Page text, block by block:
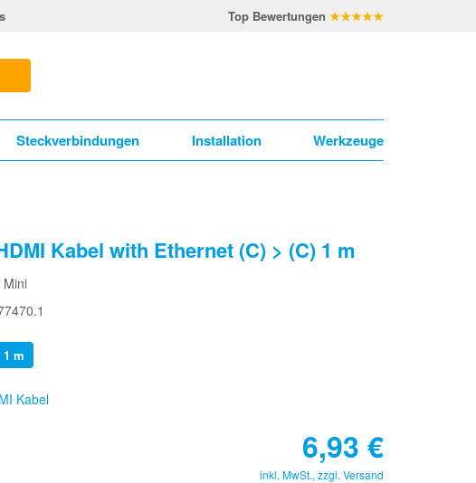
Top Bewertungen ★★★★★
Steckverbindungen Installation Werkzeuge
Kabel with Ethernet (C) > (C) 1 m
Mini
1 m
Kabel
6,93 €
inkl. MwSt., zzgl. Versand